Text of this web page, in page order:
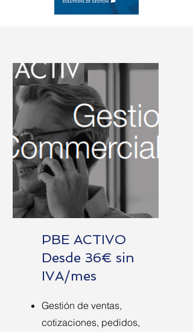
PBE ACTIVO
Desde 36€ sin
IVA/mes
Gestión de ventas,
cotizaciones, pedidos,